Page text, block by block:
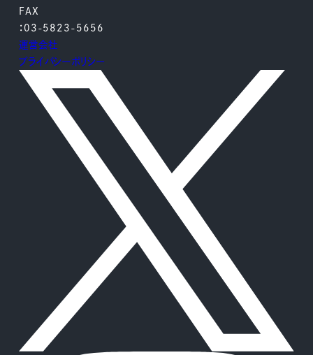
FAX
：03-5823-5656
運営会社
プライバシーポリシー